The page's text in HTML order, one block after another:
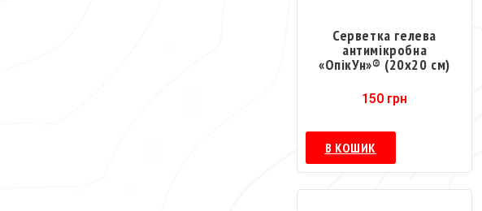
Серветка гелева
антимікробна
«ОпікУн»® (20х20 см)
150 грн
В КОШИК